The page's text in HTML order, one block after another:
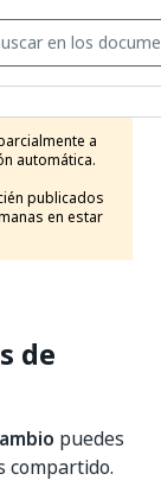
a
automática.
publicados
en estar
de
puedes
compartido.